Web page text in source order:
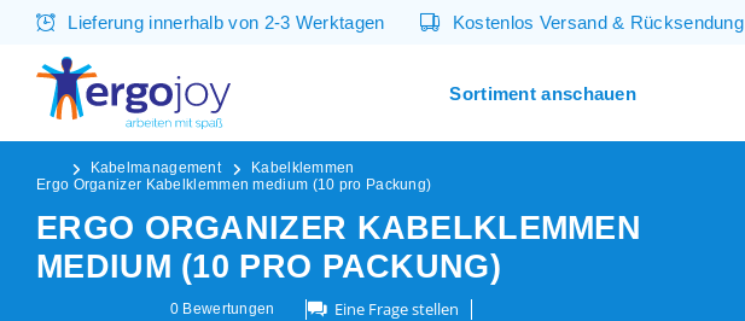
Lieferung innerhalb von 2-3 Werktagen Kostenlos Versand& Rücksendung
Sortiment anschauen
Kabelmanagement
Kabelklemmen
Ergo Organizer Kabelklemmen medium (10 pro Packung)
ERGO ORGANIZER KABELKLEMMEN
MEDIUM (10 PRO PACKUNG)
0 Bewertungen Eine Frage stellen